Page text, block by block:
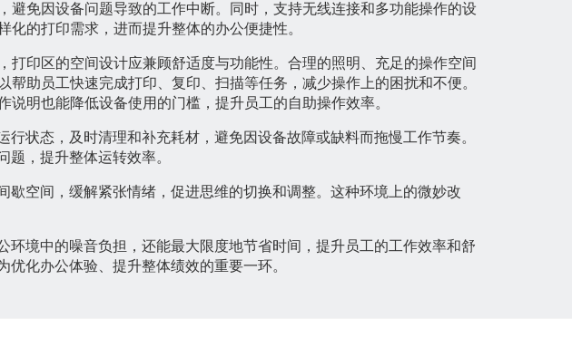
避免因设备问题导致的工作中断。同时，支持无线连接和多功能操作的设
化的打印需求，进而提升整体的办公便捷性。
打印区的空间设计应兼顾舒适度与功能性。合理的照明、充足的操作空间
帮助员工快速完成打印、复印、扫描等任务，减少操作上的困扰和不便。
说明也能降低设备使用的门槛，提升员工的自助操作效率。
状态，及时清理和补充耗材，避免因设备故障或缺料而拖慢工作节奏。
，提升整体运转效率。
空间，缓解紧张情绪，促进思维的切换和调整。这种环境上的微妙改
境中的噪音负担，还能最大限度地节省时间，提升员工的工作效率和舒
化办公体验、提升整体绩效的重要一环。